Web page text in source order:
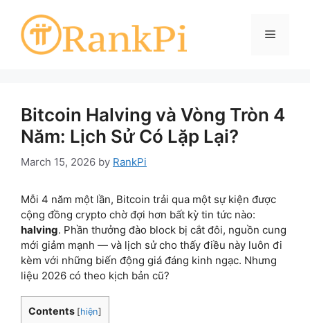
content
Menu
Bitcoin Halving và Vòng Tròn 4
Năm: Lịch Sử Có Lặp Lại?
March 15, 2026 by RankPi
Mỗi 4 năm một lần, Bitcoin trải qua một sự kiện được
cộng đồng crypto chờ đợi hơn bất kỳ tin tức nào:
halving. Phần thưởng đào block bị cắt đôi, nguồn cung
mới giảm mạnh — và lịch sử cho thấy điều này luôn đi
kèm với những biến động giá đáng kinh ngạc. Nhưng
liệu 2026 có theo kịch bản cũ?
Contents [hiện]